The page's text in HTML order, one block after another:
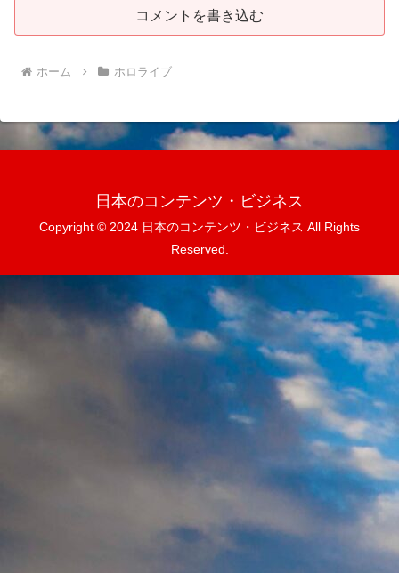
コメントを書き込む
ホーム ホロライブ
日本のコンテンツ・ビジネス
Copyright © 2024 日本のコンテンツ・ビジネス All Rights
Reserved.